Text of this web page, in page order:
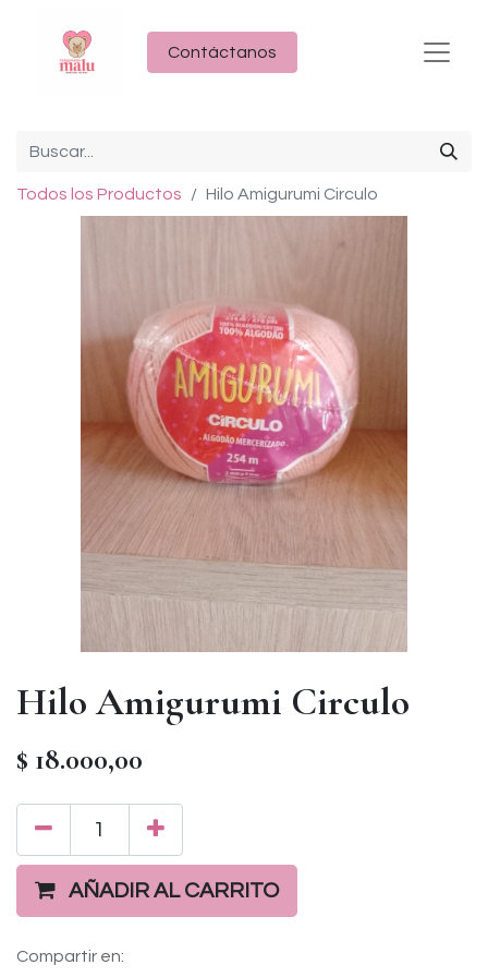
Contáctanos
Todos los Productos Hilo Amigurumi Circulo
Hilo Amigurumi Circulo
$ 18.000,00
AÑADIR AL CARRITO
Compartir en: